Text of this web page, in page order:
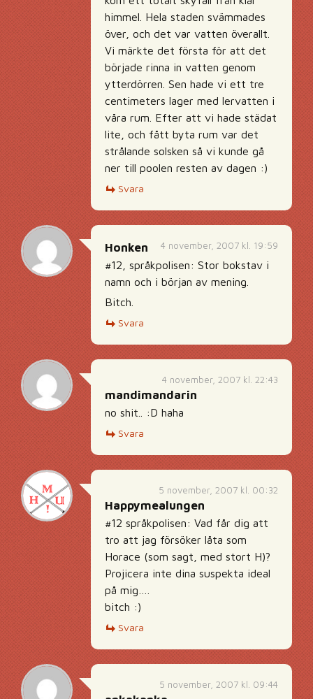
himmel. Hela staden svämmades
över, och det var vatten överallt.
Vi märkte det första för att det
började rinna in vatten genom
ytterdörren. Sen hade vi ett tre
centimeters lager med lervatten i
våra rum. Efter att vi hade städat
lite, och fått byta rum var det
strålande solsken så vi kunde gå
ner till poolen resten av dagen :)
Svara
4 november, 2007 kl. 19:59
Honken
#12, språkpolisen: Stor bokstav i
namn och i början av mening.
Bitch.
Svara
4 november, 2007 kl. 22:43
mandimandarin
no shit.. :D haha
Svara
5 november, 2007 kl. 00:32
Happymealungen
#12 språkpolisen: Vad får dig att
tro att jag försöker låta som
Horace (som sagt, med stort H)?
Projicera inte dina suspekta ideal
på mig….
bitch :)
Svara
5 november, 2007 kl. 09:44